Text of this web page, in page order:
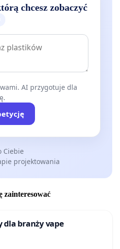
chcesz zobaczyć
AI przygotuje dla
Ciebie
projektowania
zainteresować
dla branży vape